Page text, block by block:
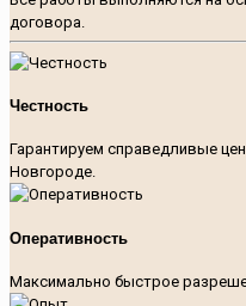
договора.
Честность
Гарантируем справедливые
Новгороде.
Оперативность
Максимально быстрое